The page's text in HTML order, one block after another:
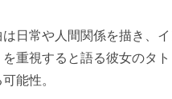
日常や人間関係を描き、
重視すると語る彼女のタ
能性。